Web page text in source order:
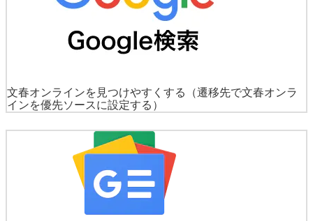
文春オンラインを見つけやすくする
（遷移先で文春オンラ
インを優先ソースに設定する）